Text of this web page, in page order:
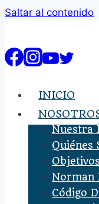
Saltar al contenido
INICIO
Nuestra
Quiénes
Objetivos
Norman
Código